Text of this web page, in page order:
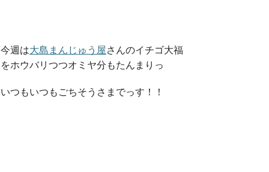
今週は大島まんじゅう屋さんのイチゴ大福
をホウバリつつオミヤ分もたんまりっ
いつもいつもごちそうさまでっす！！